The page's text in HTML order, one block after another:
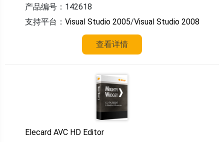
产品编号：142618
支持平台： Visual Studio 2005/Visual Studio 2008
查看详情
Elecard AVC HD Editor